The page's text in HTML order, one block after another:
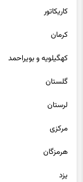
کاریکاتور
کرمان
کهگیلویه و بویراحمد
گلستان
لرستان
مرکزی
هرمزگان
یزد